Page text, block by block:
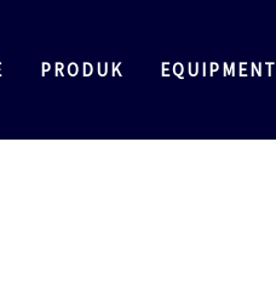
PRODUK EQUIPMENT